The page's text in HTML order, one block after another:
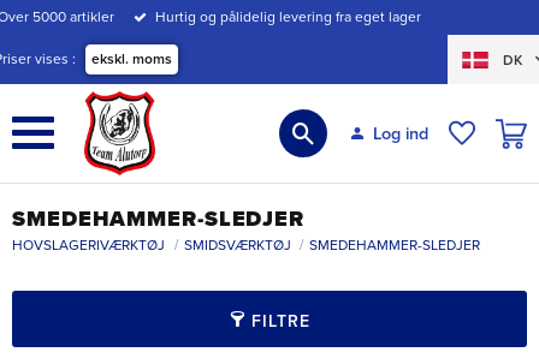
Menu
5000 artikler Hurtig og pålidelig levering fra eget lager
vises ekskl. moms DK
Log ind
SMEDEHAMMER-SLEDJER
HOVSLAGERIVÆRKTØJ SMIDSVÆRKTØJ SMEDEHAMMER-SLEDJER
FILTRE